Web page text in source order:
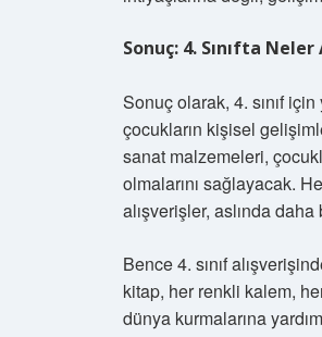
Sonuç: 4. Sınıfta
Sonuç olarak, 4. sınıf
çocukların kişisel
sanat malzemeleri,
olmalarını sağlayacak.
alışverişler, aslında
Bence 4. sınıf
kitap, her renkli kalem,
dünya kurmalarına